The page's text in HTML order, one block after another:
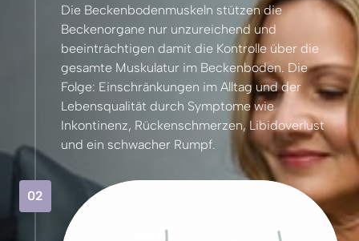
Die Beckenbodenmuskeln stützen
die
Beckenorgane nur unzureichend
beeinträchtigen damit die Kontrolle über
gesamte Muskulatur im Beckenboden.
Die
Folge: Einschränkungen im Alltag und
Lebensqualität durch Symptome
wie
Inkontinenz, Rückenschmerzen,
Libidoverlust
und ein schwacher Rumpf.
02